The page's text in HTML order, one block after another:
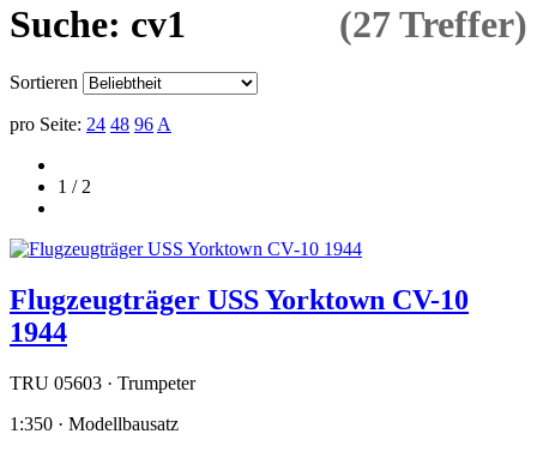
Suche: cv1 (27 Treffer)
Sortieren
pro Seite: 24 48 96 A
1 / 2
Flugzeugträger USS Yorktown CV-10
1944
TRU 05603 · Trumpeter
1:350 · Modellbausatz